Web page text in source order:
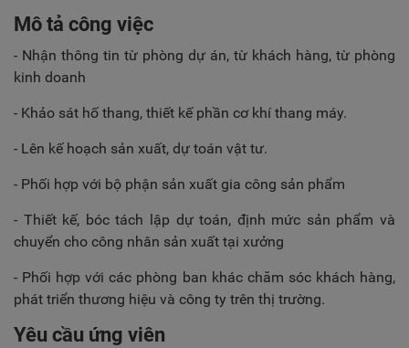
Mô tả công việc
- Nhận thông tin từ phòng dự án, từ khách hàng, từ phòng
kinh doanh
- Khảo sát hố thang, thiết kế phần cơ khí thang máy.
- Lên kế hoạch sản xuất, dự toán vật tư.
- Phối hợp với bộ phận sản xuất gia công sản phẩm
- Thiết kế, bóc tách lập dự toán, định mức sản phẩm và
chuyển cho công nhân sản xuất tại xưởng
- Phối hợp với các phòng ban khác chăm sóc khách hàng,
phát triển thương hiệu và công ty trên thị trường.
Yêu cầu ứng viên